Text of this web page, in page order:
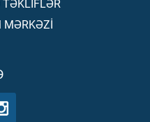
MƏRKƏZİ